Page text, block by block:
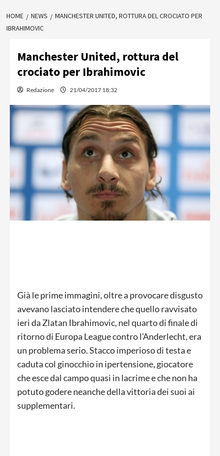
HOME NEWS
MANCHESTER UNITED, ROTTURA DEL CROCIATO PER
IBRAHIMOVIC
Manchester United, rottura del
crociato per Ibrahimovic
Redazione 21/04/2017 18:32
Già le prime immagini, oltre a provocare disgusto
avevano lasciato intendere che quello ravvisato
ieri da Zlatan Ibrahimovic, nel quarto di finale di
ritorno di Europa League contro l’Anderlecht, era
un problema serio. Stacco imperioso di testa e
caduta col ginocchio in ipertensione, giocatore
che esce dal campo quasi in lacrime e che non ha
potuto godere neanche della vittoria dei suoi ai
supplementari.